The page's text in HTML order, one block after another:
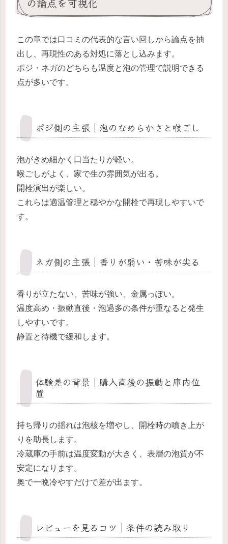
の論点を可視化
この章では口コミの代表的な言い回しから論点を抽
出し、再現性のある対処に落とし込みます。
ポジ・ネガのどちらも温度と泡の管理で説明できる
点が多いです。
ポジ側の主張｜泡のなめらかさと喉ごし
泡がきめ細かく口当たりが軽い。
喉ごしがよく、家で生の雰囲気が出る。
開栓演出が楽しい。
これらは適温管理と穏やかな開栓で再現しやすいで
す。
ネガ側の主張｜香りが弱い・苦味が尖る
香りが立たない、苦味が強い、金属っぽい。
温度高め・振動直後・泡過多の条件が重なると発生
しやすいです。
静置と待機で緩和します。
体験差の背景｜購入直後の振動と庫内位
置
持ち帰りの揺れは泡核を増やし、開栓時の噴き上が
りを助長します。
冷蔵庫の手前は温度変動が大きく、表層の泡質が不
安定になります。
奥で一晩冷やすだけで差が出ます。
レビューを見るコツ｜条件の読み取り